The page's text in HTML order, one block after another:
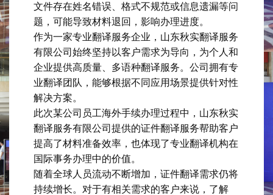
文件存在姓名错误、格式不规范或信息遗漏等问
题，可能导致材料退回，影响办理进度。
作为一家专业翻译服务企业，山东秋实翻译服务
有限公司始终坚持以客户需求为导向，为个人和
企业提供高质量、多语种翻译服务。公司拥有专
业翻译团队，能够根据不同应用场景提供针对性
解决方案。
此次某公司员工海外手续办理过程中，山东秋实
翻译服务有限公司提供的证件翻译服务帮助客户
提高了材料准备效率，也体现了专业翻译机构在
国际事务办理中的价值。
随着全球人员流动不断增加，证件翻译需求仍将
持续增长。对于有相关需求的客户来说，了解